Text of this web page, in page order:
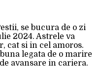
se bucura de o zi
2024. Astrele va
cat si in cel amoros.
legata de o marire
avansare in cariera.